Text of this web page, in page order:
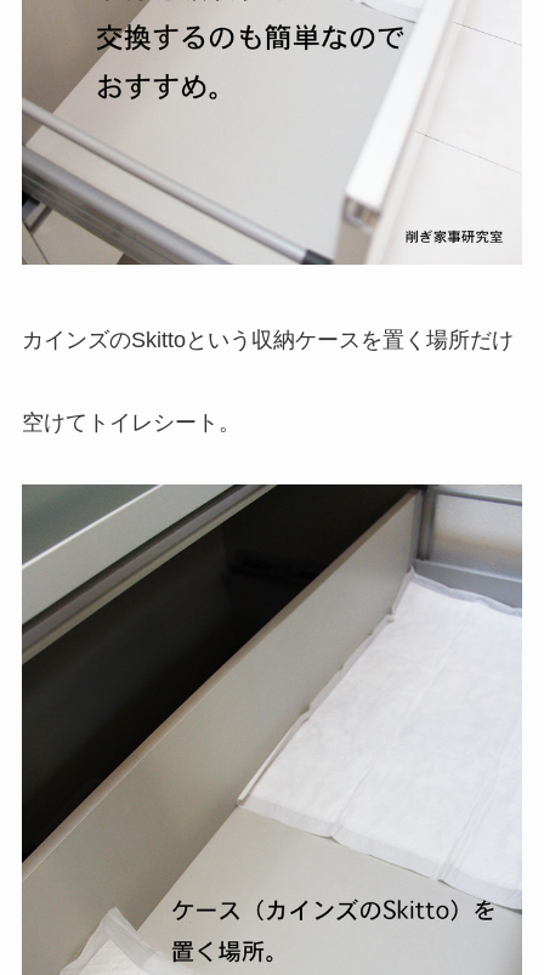
カインズのSkittoという収納ケースを置く場所だけ
空けてトイレシート。